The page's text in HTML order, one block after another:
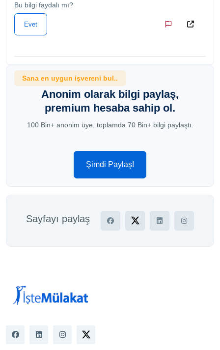
Bu bilgi faydalı mı?
Evet
Sana en uygun işvereni bul..
Anonim olarak bilgi paylaş,
premium hesaba sahip ol.
100 Bin+ anonim üye, toplamda 70 Bin+ bilgi paylaştı.
Şimdi Paylaş!
Sayfayı paylaş